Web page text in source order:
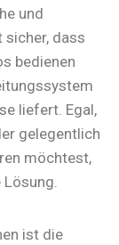
und
dass
bedienen
liefert. Egal,
gelegentlich
möchtest,
ist die